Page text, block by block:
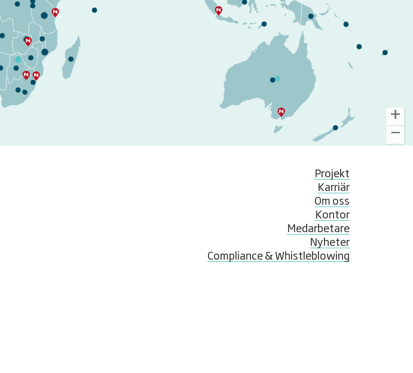
Projekt
Karriär
Om oss
Kontor
Medarbetare
Nyheter
Compliance & Whistleblowing